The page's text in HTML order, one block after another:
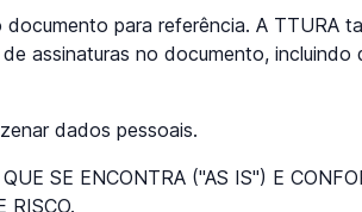
para referência. A TTURA
assinaturas no documento, incluindo
dados pessoais.
SE ENCONTRA ("AS IS") E
RISCO.